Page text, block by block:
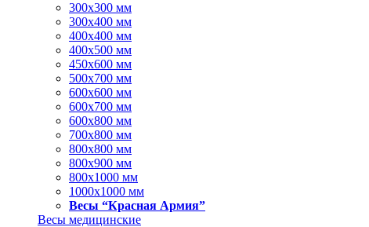
300х300 мм
300х400 мм
400х400 мм
400х500 мм
450х600 мм
500х700 мм
600х600 мм
600х700 мм
600х800 мм
700х800 мм
800х800 мм
800х900 мм
800х1000 мм
1000х1000 мм
Весы “Красная Армия”
Весы медицинские